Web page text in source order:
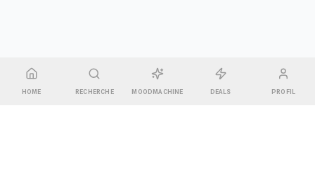
HOME RECHERCHE MOODMACHINE DEALS PROFIL